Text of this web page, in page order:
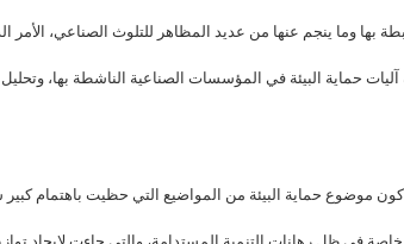
بها وما ينجم عنها من عديد المظاهر للتلوث الصناعي، الأمر
آليات حماية البيئة في المؤسسات الصناعية الناشطة بها،
كون موضوع حماية البيئة من المواضيع التي حظيت باهتمام